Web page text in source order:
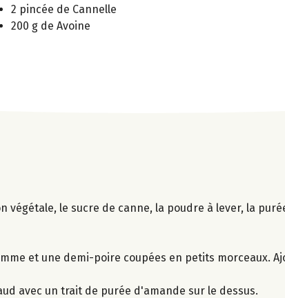
2 pincée de Cannelle
200 g de Avoine
végétale, le sucre de canne, la poudre à lever, la
et une demi-poire coupées en petits morceaux.
avec un trait de purée d'amande sur le dessus.